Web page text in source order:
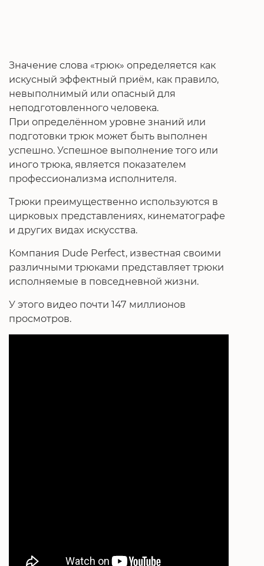
Значение слова «трюк» определяется как
искусный эффектный приём, как правило,
невыполнимый или опасный для
неподготовленного человека.
При определённом уровне знаний или
подготовки трюк может быть выполнен
успешно. Успешное выполнение того или
иного трюка, является показателем
профессионализма исполнителя.
Трюки преимущественно используются в
цирковых представлениях, кинематографе
и других видах искусства.
Компания Dude Perfect, известная своими
различными трюками представляет трюки
исполняемые в повседневной жизни.
У этого видео почти 147 миллионов
просмотров.